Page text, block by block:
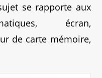
se rapporte aux
écran,
de carte mémoire,